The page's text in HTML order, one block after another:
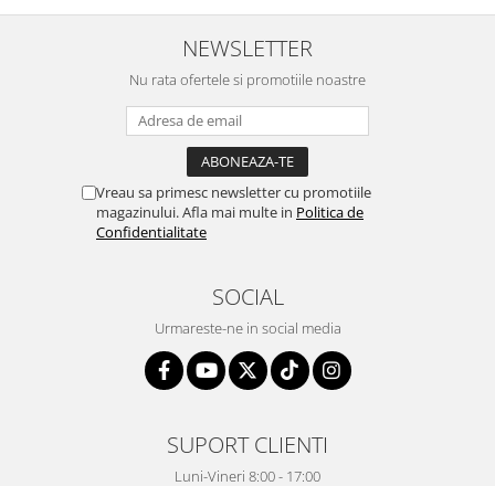
NEWSLETTER
Nu rata ofertele si promotiile noastre
Vreau sa primesc newsletter cu promotiile
magazinului. Afla mai multe in Politica de
Confidentialitate
SOCIAL
Urmareste-ne in social media
SUPORT CLIENTI
Luni-Vineri 8:00 - 17:00